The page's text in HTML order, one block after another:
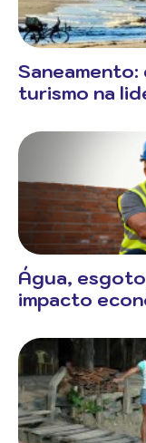
turismo na
Água,
impacto